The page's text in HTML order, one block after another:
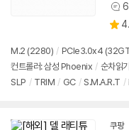
상
품
견
6
별
점
M.2 (2280) / PCIe3.0x4
컨트롤러: 삼성 Phoenix / 순차읽
SLP / TRIM / GC / S.M.A.R.T /
쿠팡